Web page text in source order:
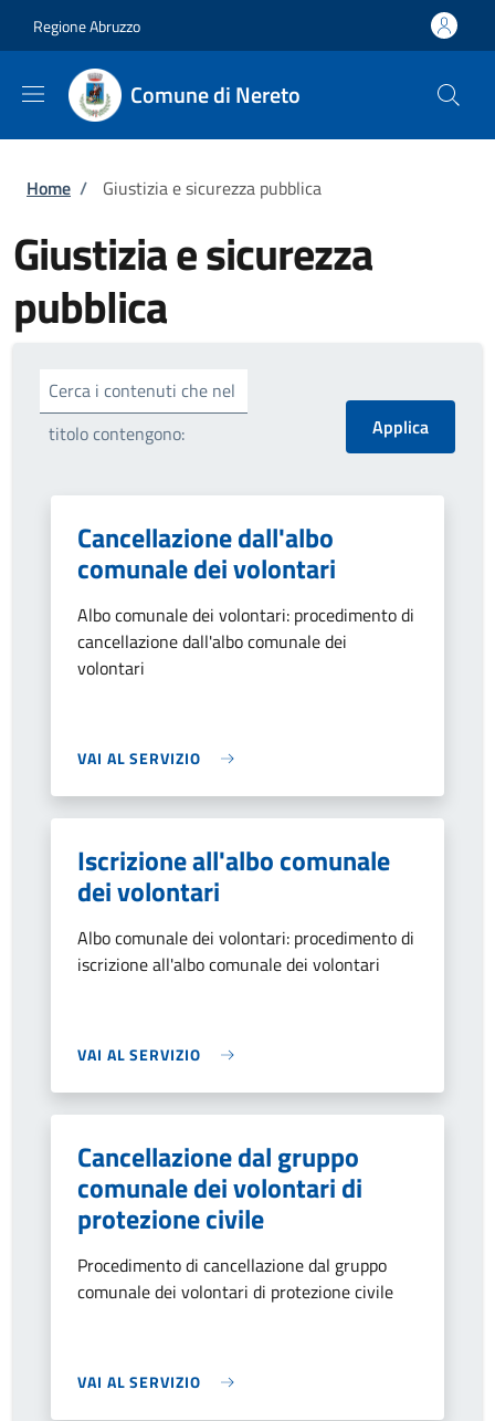
Regione Abruzzo
Comune di Nereto
Briciole di pane
Home / Giustizia e sicurezza pubblica
Giustizia e sicurezza
pubblica
Cerca i contenuti che nel
titolo contengono:
Cancellazione dall'albo
comunale dei volontari
Albo comunale dei volontari: procedimento di
cancellazione dall'albo comunale dei
volontari
VAI AL SERVIZIO
Iscrizione all'albo comunale
dei volontari
Albo comunale dei volontari: procedimento di
iscrizione all'albo comunale dei volontari
VAI AL SERVIZIO
Cancellazione dal gruppo
comunale dei volontari di
protezione civile
Procedimento di cancellazione dal gruppo
comunale dei volontari di protezione civile
VAI AL SERVIZIO